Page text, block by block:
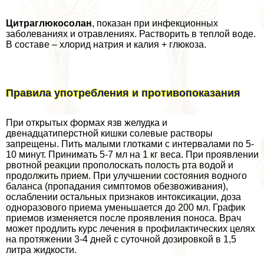
Цитраглюкосолан, показан при инфекционных
заболеваниях и отравлениях. Растворить в теплой воде.
В составе – хлорид натрия и калия + глюкоза.
Правила употрeбления и противопоказания
При открытых формах язв желудка и
двенадцатиперстной кишки солевые растворы
запрещены. Пить малыми глотками с интервалами по 5-
10 минут. Принимать 5-7 мл на 1 кг веса. При проявлении
рвотной реакции прополоскать полость рта водой и
продолжить прием. При улучшении состояния водного
баланса (пропадания симптомов обезвоживания),
ослаблении остальных признаков интоксикации, доза
одноразового приема уменьшается до 200 мл. График
приемов изменяется после проявления поноса. Врач
может продлить курс лечения в профилактических целях
на протяжении 3-4 дней с суточной дозировкой в 1,5
литра жидкости.